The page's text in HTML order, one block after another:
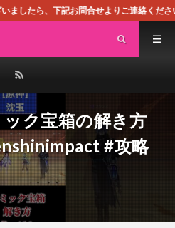
合せよりご連絡ください。即刻対処
ク宝箱の解き方
#攻略